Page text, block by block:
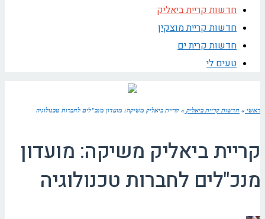
חדשות קריית ביאליק
חדשות קריית מוצקין
חדשות קרית ים
טעים לי
ראשי » חדשות קריית ביאליק » קריית ביאליק משיקה: מועדון מנכ"לים לחברות טכנולוגיה
קריית ביאליק משיקה: מועדון
מנכ"לים לחברות טכנולוגיה